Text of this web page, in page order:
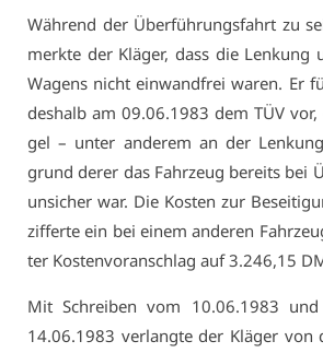
Wäh­rend der Über­füh­rungs­fahrt zu
merk­te der Klä­ger, dass die Len­kung
Wa­gens nicht ein­wand­frei wa­ren. Er
des­halb am 09.06.1983 dem TÜV
gel – un­ter an­de­rem an der
grund de­rer das Fahr­zeug be­reits bei
un­si­cher war. Die Kos­ten zur
zif­fer­te ein bei ei­nem an­de­ren
ter Kos­ten­vor­an­schlag auf 3.246,15
Mit Schrei­ben vom 10.06.1983 und
14.06.1983 ver­lang­te der Klä­ger